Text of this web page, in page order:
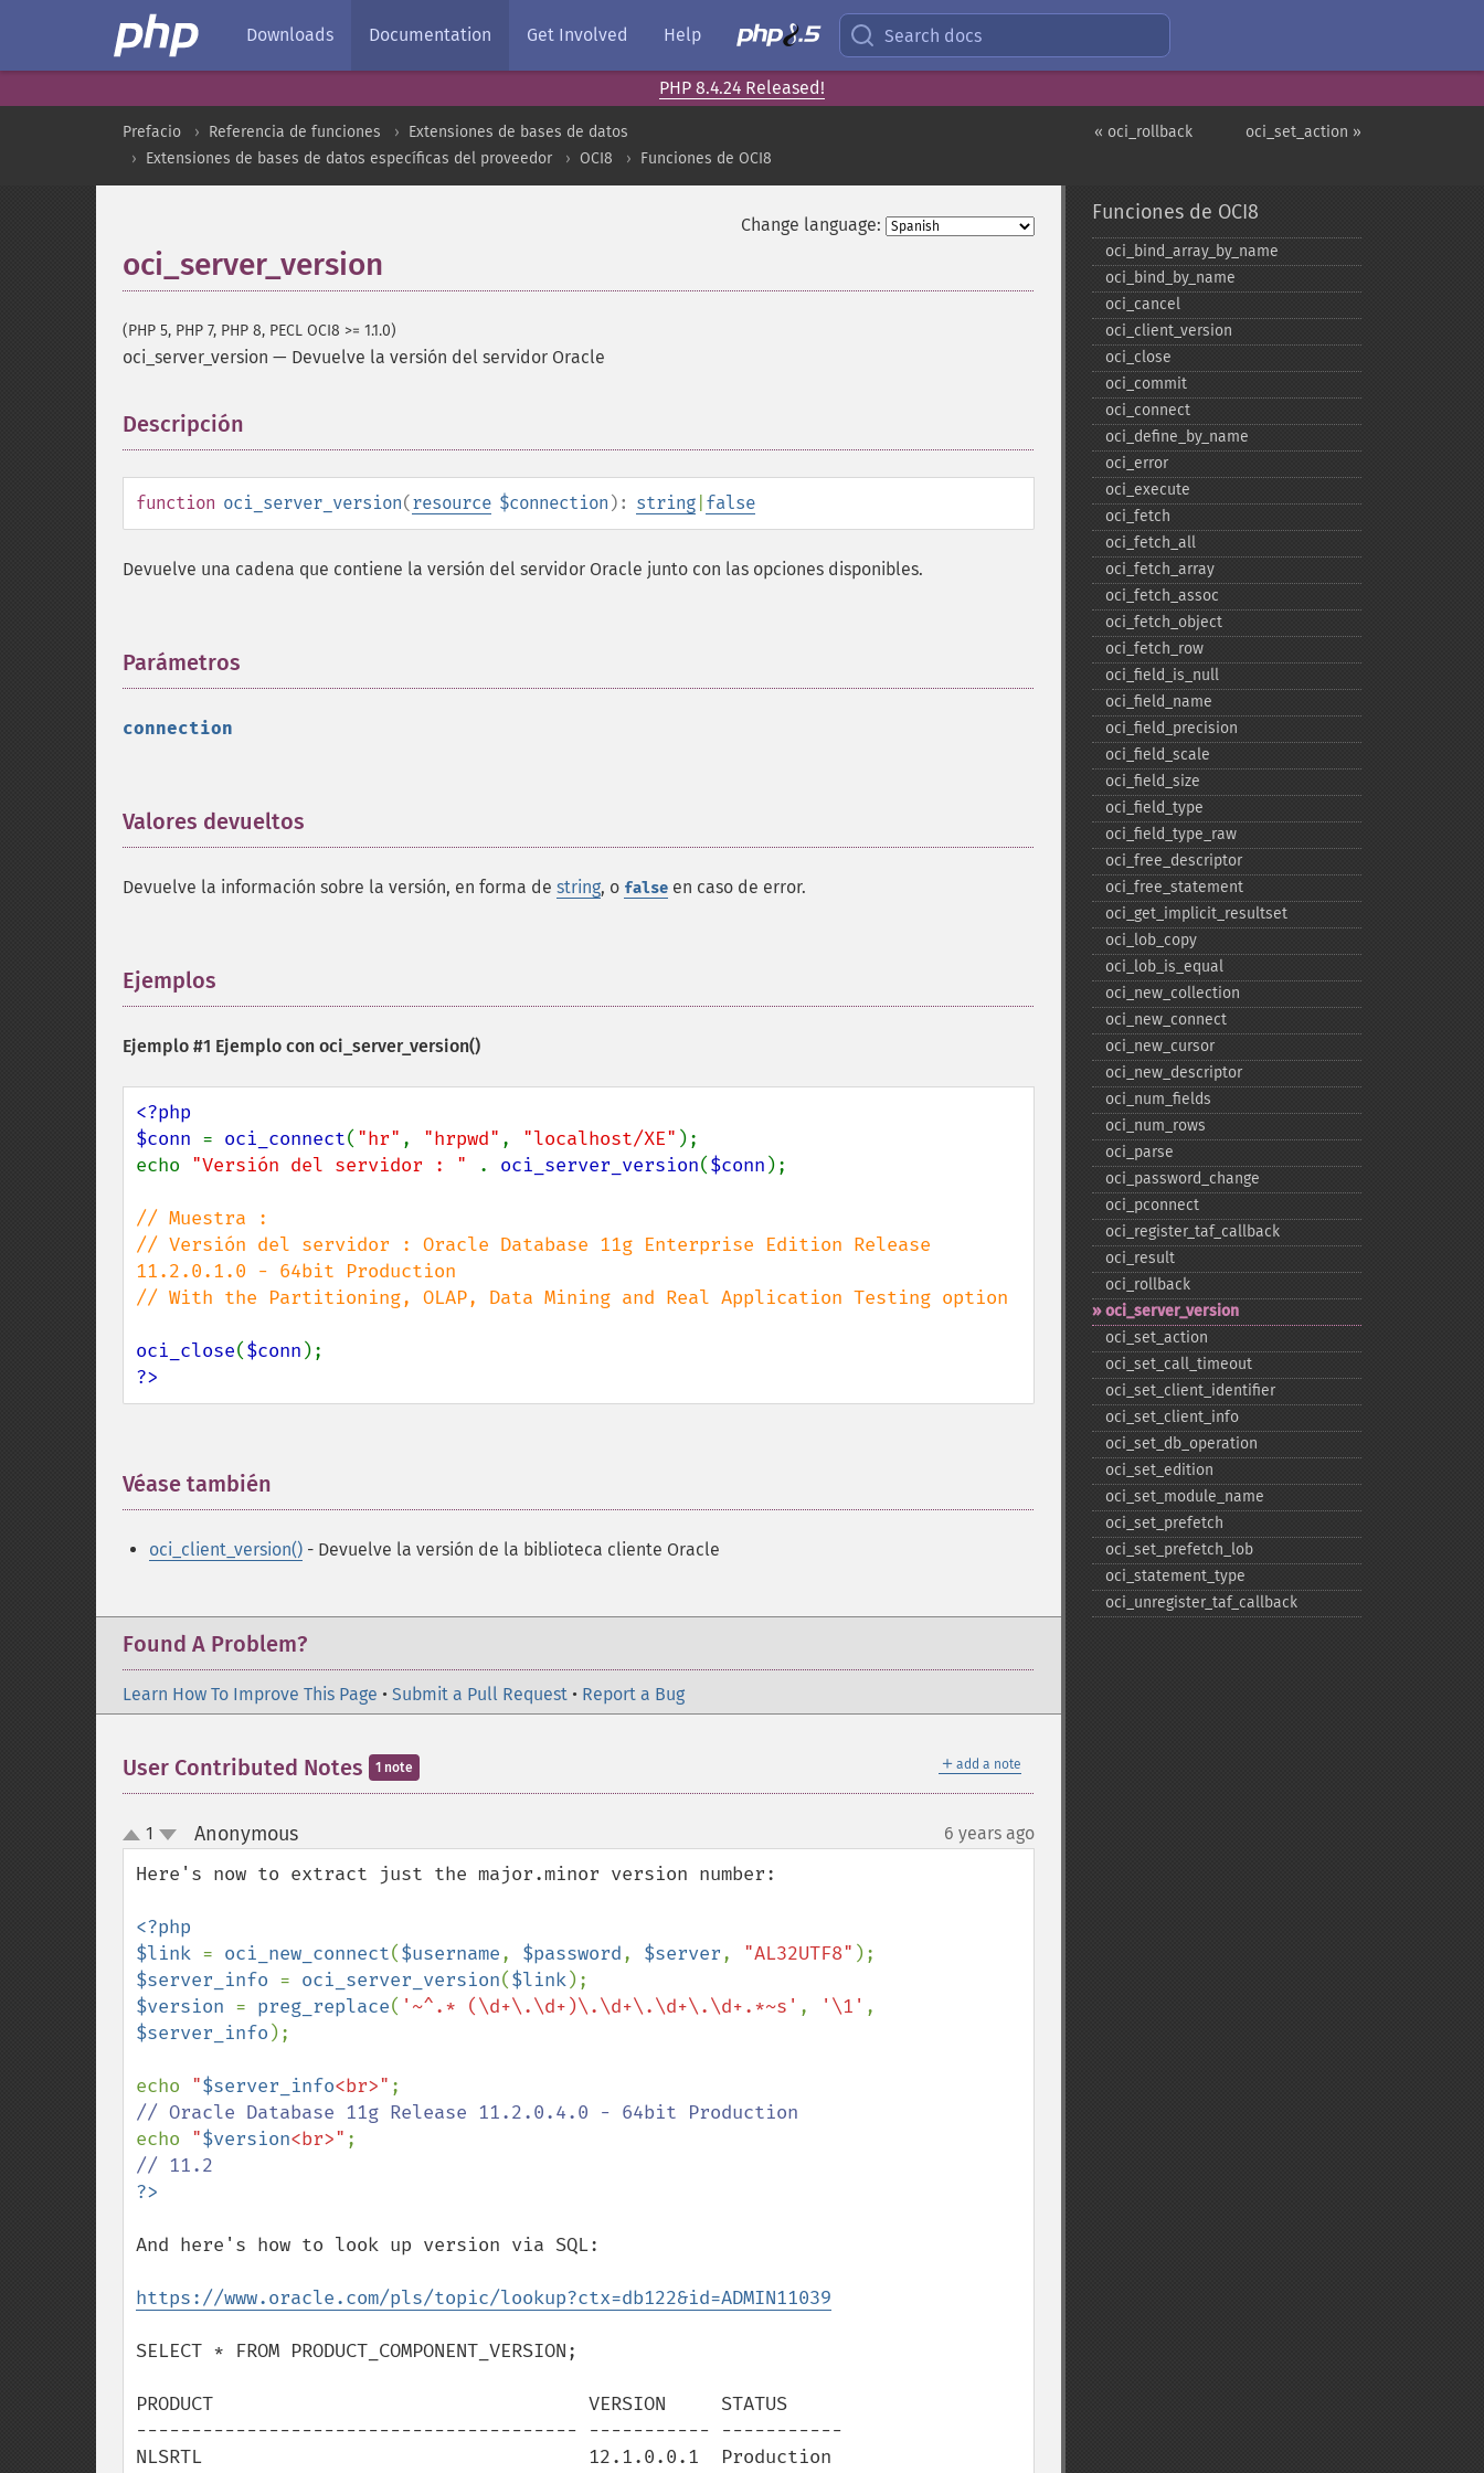
Downloads Documentation Get Involved Help Search docs
PHP 8.4.24 Released!
oci_set_action »
« oci_rollback
Prefacio Referencia de funciones
Extensiones de bases de datos
Extensiones de bases de datos específicas del proveedor
OCI8 Funciones de OCI8
Change language:
oci_server_version
(PHP 5, PHP 7, PHP 8, PECL OCI8 >= 1.1.0)
oci_server_version — Devuelve la versión del servidor Oracle
Descripción
function oci_server_version(resource $connection ): string false
Devuelve una cadena que contiene la versión del servidor Oracle junto con las opciones disponibles.
Parámetros
connection
Valores devueltos
Devuelve la información sobre la versión, en forma de string, o false en caso de error.
Ejemplos
Ejemplo #1 Ejemplo con oci_server_version()
<?php
$conn = oci_connect( "hr" , "hrpwd" , "localhost/XE" );
echo "Versión del servidor : " . oci_server_version($conn );
// Muestra :
// Versión del servidor : Oracle Database 11g Enterprise Edition Release
11.2.0.1.0 - 64bit Production
// With the Partitioning, OLAP, Data Mining and Real Application Testing option
oci_close($conn
?>
Véase también
oci_client_version() - Devuelve la versión de la biblioteca cliente Oracle
Found A Problem?
Learn How To Improve This Page • Submit a Pull Request • Report a Bug
＋ add a note
User Contributed Notes 1 note
up
down
1 Anonymous¶ 6 years ago
Here's now to extract just the major.minor version number:
<?php
$link = oci_new_connect($username, $password, $server, "AL32UTF8"
$server_info = oci_server_version($link
$version = preg_replace( '~^.* (\d+\.\d+)\.\d+\.\d+\.\d+.*~s' , '\1'
$server_info );
echo "$server_info<br>"
echo "$version<br>"
And here's how to look up version via SQL:
https://www.oracle.com/pls/topic/lookup?ctx=db122&id=ADMIN11039
SELECT * FROM PRODUCT_COMPONENT_VERSION;
PRODUCT                                  VERSION     STATUS
---------------------------------------- ----------- -----------
NLSRTL                                   12.1.0.0.1  Production
Funciones de OCI8
oci_​bind_​array_​by_​name
oci_​bind_​by_​name
oci_​cancel
oci_​client_​version
oci_​close
oci_​commit
oci_​connect
oci_​define_​by_​name
oci_​error
oci_​execute
oci_​fetch
oci_​fetch_​all
oci_​fetch_​array
oci_​fetch_​assoc
oci_​fetch_​object
oci_​fetch_​row
oci_​field_​is_​null
oci_​field_​name
oci_​field_​precision
oci_​field_​scale
oci_​field_​size
oci_​field_​type
oci_​field_​type_​raw
oci_​free_​descriptor
oci_​free_​statement
oci_​get_​implicit_​resultset
oci_​lob_​copy
oci_​lob_​is_​equal
oci_​new_​collection
oci_​new_​connect
oci_​new_​cursor
oci_​new_​descriptor
oci_​num_​fields
oci_​num_​rows
oci_​parse
oci_​password_​change
oci_​pconnect
oci_​register_​taf_​callback
oci_​result
oci_​rollback
oci_​server_​version
oci_​set_​action
oci_​set_​call_​timeout
oci_​set_​client_​identifier
oci_​set_​client_​info
oci_​set_​db_​operation
oci_​set_​edition
oci_​set_​module_​name
oci_​set_​prefetch
oci_​set_​prefetch_​lob
oci_​statement_​type
oci_​unregister_​taf_​callback